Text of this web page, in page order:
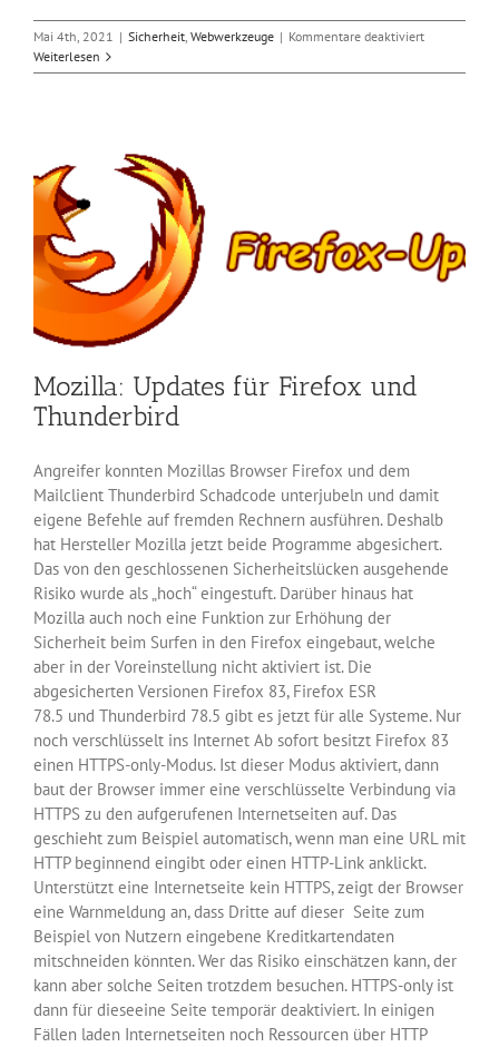
Mai 4th, 2021 | Sicherheit, Webwerkzeuge | Kommentare deaktiviertfür
Putz-
Weiterlesen
Mozilla: Updates für Firefox und
Thunderbird
Angreifer konnten Mozillas Browser Firefox und dem
Mailclient Thunderbird Schadcode unterjubeln und damit
eigene Befehle auf fremden Rechnern ausführen. Deshalb
hat Hersteller Mozilla jetzt beide Programme abgesichert.
Das von den geschlossenen Sicherheitslücken ausgehende
Risiko wurde als „hoch“ eingestuft. Darüber hinaus hat
Mozilla auch noch eine Funktion zur Erhöhung der
Sicherheit beim Surfen in den Firefox eingebaut, welche
aber in der Voreinstellung nicht aktiviert ist. Die
abgesicherten Versionen Firefox 83, Firefox ESR
78.5 und Thunderbird 78.5 gibt es jetzt für alle Systeme. Nur
noch verschlüsselt ins Internet Ab sofort besitzt Firefox 83
einen HTTPS-only-Modus. Ist dieser Modus aktiviert, dann
baut der Browser immer eine verschlüsselte Verbindung via
HTTPS zu den aufgerufenen Internetseiten auf. Das
geschieht zum Beispiel automatisch, wenn man eine URL mit
HTTP beginnend eingibt oder einen HTTP-Link anklickt.
Unterstützt eine Internetseite kein HTTPS, zeigt der Browser
eine Warnmeldung an, dass Dritte auf dieser Seite zum
Beispiel von Nutzern eingebene Kreditkartendaten
mitschneiden könnten. Wer das Risiko einschätzen kann, der
kann aber solche Seiten trotzdem besuchen. HTTPS-only ist
dann für dieseeine Seite temporär deaktiviert. In einigen
Fällen laden Internetseiten noch Ressourcen über HTTP